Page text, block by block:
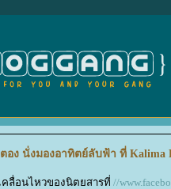
อง นั่งมองอาทิตย์ลับฟ้า ที่ Kalima
ลื่อนไหวของนิตยสารที่ //